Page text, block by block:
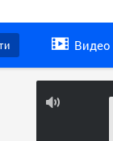
Видео